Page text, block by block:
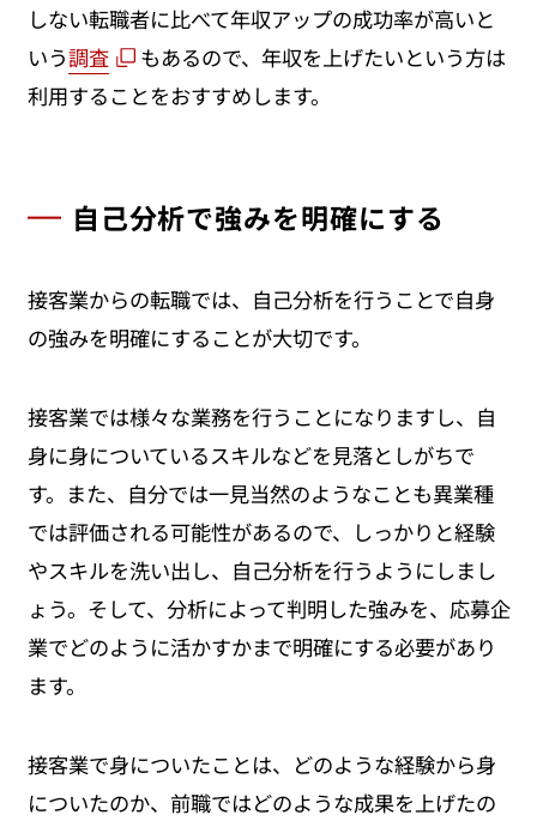
しない転職者に比べて年収アップの成功率が高いと
いう調査
もあるので、年収を上げたいという方は
利用することをおすすめします。
自己分析で強みを明確にする
接客業からの転職では、自己分析を行うことで自身
の強みを明確にすることが大切です。
接客業では様々な業務を行うことになりますし、自
身に身についているスキルなどを見落としがちで
す。また、自分では一見当然のようなことも異業種
では評価される可能性があるので、しっかりと経験
やスキルを洗い出し、自己分析を行うようにしまし
ょう。そして、分析によって判明した強みを、応募企
業でどのように活かすかまで明確にする必要があり
ます。
接客業で身についたことは、どのような経験から身
についたのか、前職ではどのような成果を上げたの